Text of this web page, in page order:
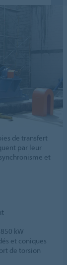
de transfert
par leur
et
kW
et coniques
de torsion